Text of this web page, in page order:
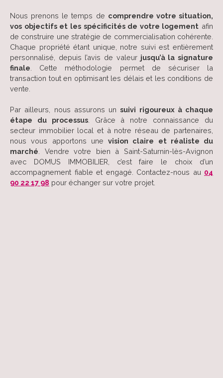
Nous prenons le temps de comprendre votre situation,
vos objectifs et les spécificités de votre logement afin
de construire une stratégie de commercialisation cohérente.
Chaque propriété étant unique, notre suivi est entièrement
personnalisé, depuis l’avis de valeurjusqu’à la signature
finale . Cette méthodologie permet de sécuriser la
transaction tout en optimisant les délais et les conditions de
vente.
Par ailleurs, nous assurons unsuivi rigoureux à chaque
étape du processus. Grâce à notre connaissance du
secteur immobilier local et à notre réseau de partenaires,
nous vous apportons une vision claire et réaliste du
marché . Vendre votre bien à Saint-Saturnin-lès-Avignon
avec DOMUS IMMOBILIER, c’est faire le choix d’un
accompagnement fiable et engagé. Contactez-nous au 04
90 22 17 98 pour échanger sur votre projet.